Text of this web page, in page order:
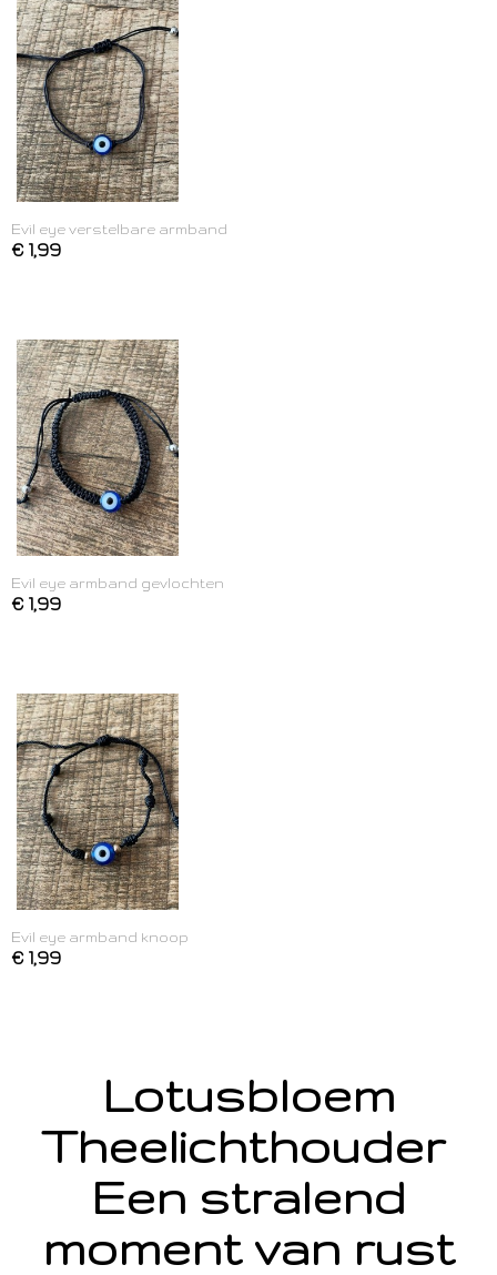
Evil eye verstelbare armband
€ 1,99
Evil eye armband gevlochten
€ 1,99
Evil eye armband knoop
€ 1,99
Lotusbloem
Theelichthouder
Een stralend
moment van rust